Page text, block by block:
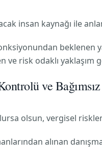
insan kaynağı ile
beklenen
risk odaklı yaklaşım
ve
olsun, vergisel
alınan